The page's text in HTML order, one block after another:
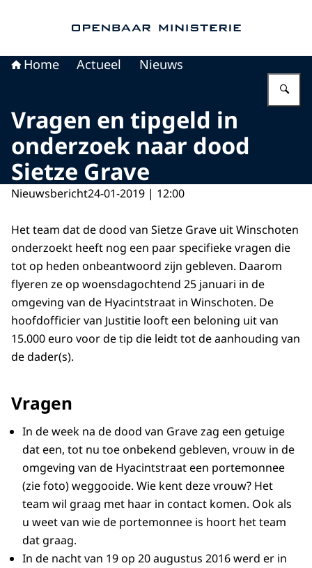
Home Actueel Nieuws
Vragen en tipgeld in
onderzoek naar dood
Sietze Grave
Nieuwsbericht24-01-2019 | 12:00
Het team dat de dood van Sietze Grave uit Winschoten
onderzoekt heeft nog een paar specifieke vragen die
tot op heden onbeantwoord zijn gebleven. Daarom
flyeren ze op woensdagochtend 25 januari in de
omgeving van de Hyacintstraat in Winschoten. De
hoofdofficier van Justitie looft een beloning uit van
15.000 euro voor de tip die leidt tot de aanhouding van
de dader(s).
Vragen
In de week na de dood van Grave zag een getuige
dat een, tot nu toe onbekend gebleven, vrouw in de
omgeving van de Hyacintstraat een portemonnee
(zie foto) weggooide. Wie kent deze vrouw? Het
team wil graag met haar in contact komen. Ook als
u weet van wie de portemonnee is hoort het team
dat graag.
In de nacht van 19 op 20 augustus 2016 werd er in